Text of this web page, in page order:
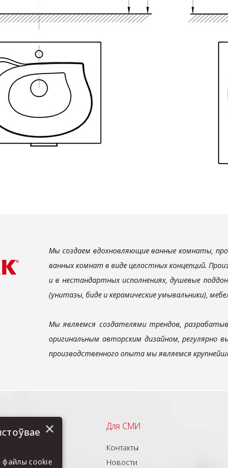
Мы создаем вдохновляющие ванные комнаты,
ванных комнат в виде целостных концепций.
и в нестандартных исполнениях, душевые
(унитазы, биде и керамические умывальники),
Мы являемся создателями трендов,
оригинальным авторским дизайном, регулярно
производственного опыта мы являемся
Для СМИ
Контакты
Новости
×
файлы cookie